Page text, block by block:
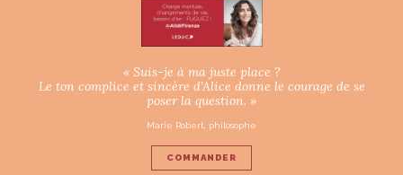
« Suis-je à ma juste place ?
Le ton complice et sincère d’Alice donne le courage de se
poser la question. »
Marie Robert, philosophe
COMMANDER